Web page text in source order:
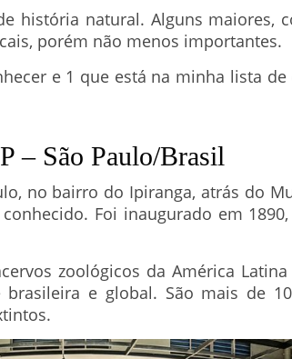
história natural. Alguns maiores,
porém não menos importantes.
e 1 que está na minha lista de
– São Paulo/Brasil
no bairro do Ipiranga, atrás do
Foi inaugurado em
zoológicos da América
e global. São mais de